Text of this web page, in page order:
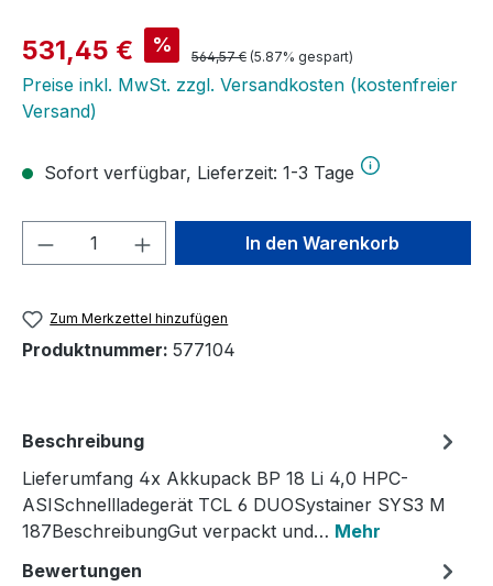
Verkaufspreis:
531,45 € % Regulärer Preis:
564,57 € (5.87% gespart)
Preise inkl. MwSt. zzgl. Versandkosten (kostenfreier
Versand)
Sofort verfügbar, Lieferzeit: 1-3 Tage
Produkt Anzahl: Gib denIn den Warenkorb
Zum Merkzettel hinzufügen
Produktnummer: 577104
Beschreibung
Lieferumfang 4x Akkupack BP 18 Li 4,0 HPC-
ASISchnellladegerät TCL 6 DUOSystainer SYS3 M
187BeschreibungGut verpackt und… Mehr
Bewertungen